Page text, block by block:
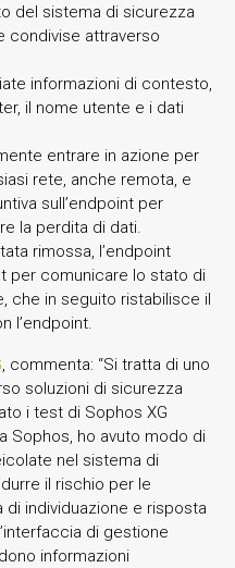
del sistema di sicurezza
condivise attraverso
informazioni di contesto,
il nome utente e i dati
entrare in azione per
rete, anche remota, e
sull’endpoint per
la perdita di dati.
rimossa, l’endpoint
per comunicare lo stato di
che in seguito ristabilisce il
l’endpoint.
, commenta: “Si tratta di uno
soluzioni di sicurezza
i test di Sophos XG
Sophos, ho avuto modo di
nel sistema di
il rischio per le
individuazione e risposta
di gestione
informazioni